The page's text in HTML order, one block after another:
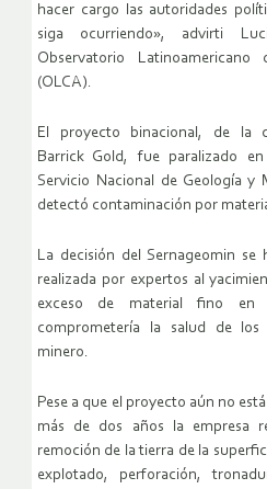
hacer cargo las autoridades
siga ocurriendo», advirti
Observatorio Latinoamericano
(OLCA).
El proyecto binacional, de la
Barrick Gold, fue paralizado
Servicio Nacional de Geología y
detectó contaminación por
La decisión del Sernageomin
realizada por expertos al
exceso de material fino en
comprometería la salud de los
minero.
Pese a que el proyecto aún no
más de dos años la empresa
remoción de la tierra de la
explotado, perforación,